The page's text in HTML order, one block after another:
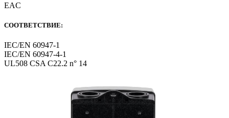
EAC
СООТВЕТСТВИЕ:
IEC/EN 60947-1
IEC/EN 60947-4-1
UL508 CSA C22.2 n° 14